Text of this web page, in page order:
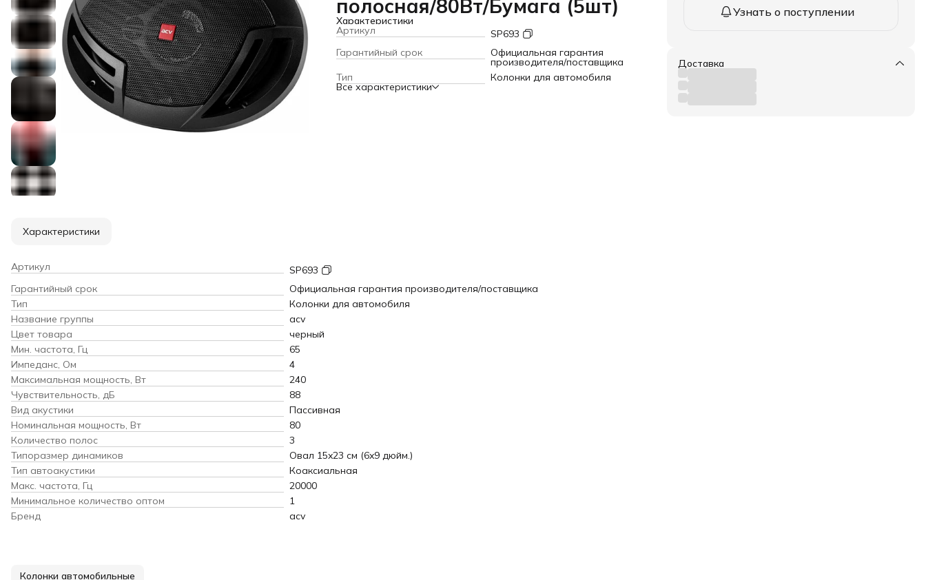
полосная/80Вт/Бумага (5шт)
Характеристики
Артикул
SP693
Гарантийный срок
Официальная гарантия
производителя/поставщика
Тип
Колонки для автомобиля
Все характеристики
Узнать о поступлении
Доставка
Характеристики
Артикул
SP693
Гарантийный срок
Официальная гарантия производителя/поставщика
Тип
Колонки для автомобиля
Название группы
acv
Цвет товара
черный
Мин. частота, Гц
65
Импеданс, Ом
4
Максимальная мощность, Вт
240
Чувствительность, дБ
88
Вид акустики
Пассивная
Номинальная мощность, Вт
80
Количество полос
3
Типоразмер динамиков
Овал 15x23 см (6x9 дюйм.)
Тип автоакустики
Коаксиальная
Макс. частота, Гц
20000
Минимальное количество оптом
1
Бренд
acv
Колонки автомобильные